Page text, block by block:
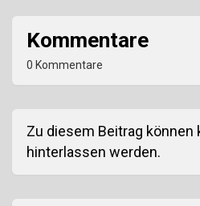
Kommentare
0 Kommentare
Zu diesem Beitrag können
hinterlassen werden.